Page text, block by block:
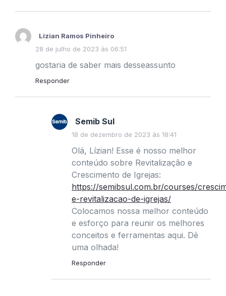
Lízian Ramos Pinheiro
28 de julho de 2023 às 06:51
gostaria de saber mais desseassunto
Responder
Semib Sul
18 de dezembro de 2023 às 18:41
Olá, Lízian! Esse é nosso melhor
conteúdo sobre Revitalização e
Crescimento de Igrejas:
https://semibsul.com.br/courses/
e-revitalizacao-de-igrejas/
Colocamos nossa melhor conteúdo
e esforço para reunir os melhores
conceitos e ferramentas aqui. Dê
uma olhada!
Responder